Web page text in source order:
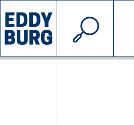
INIZIATIVE
© 2026